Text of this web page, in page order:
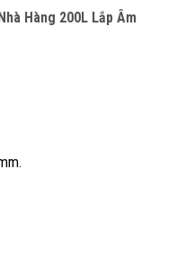
Hàng 200L Lắp Âm